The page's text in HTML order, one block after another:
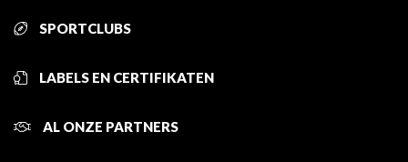
SPORTCLUBS
LABELS EN CERTIFIKATEN
AL ONZE PARTNERS